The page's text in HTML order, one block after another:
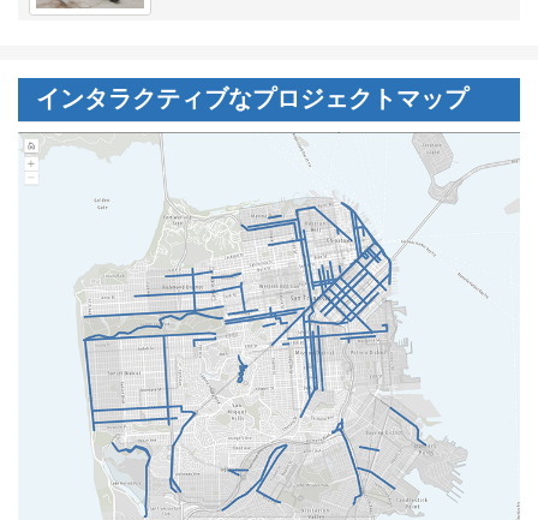
インタラクティブなプロジェクトマップ